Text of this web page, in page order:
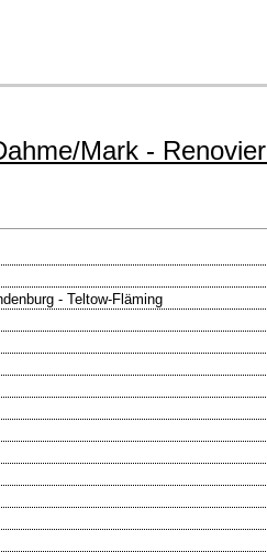
Mark -
- Teltow-Fläming